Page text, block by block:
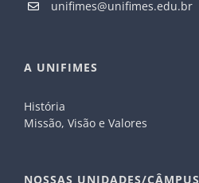
unifimes@unifimes.edu.br
A UNIFIMES
História
Missão, Visão e Valores
NOSSAS UNIDADES/CÂMPUS